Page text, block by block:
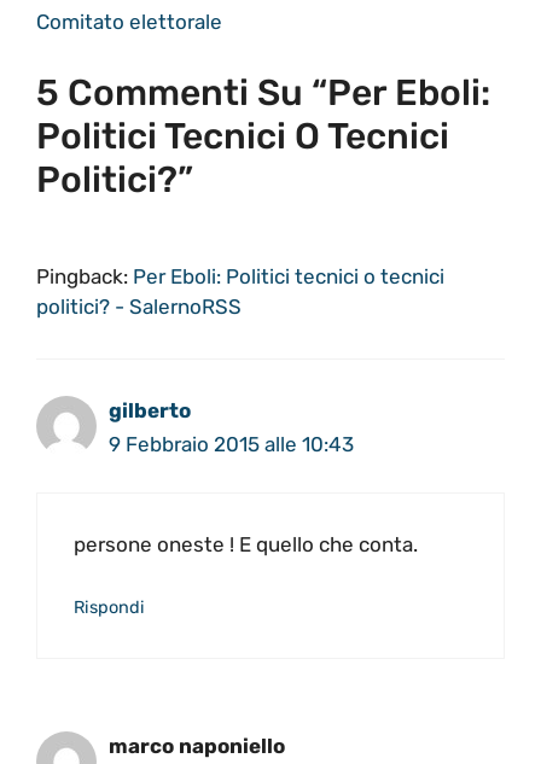
Comitato elettorale
5 Commenti Su “Per Eboli:
Politici Tecnici O Tecnici
Politici?”
Pingback: Per Eboli: Politici tecnici o tecnici
politici? - SalernoRSS
gilberto
9 Febbraio 2015 alle 10:43
persone oneste ! E quello che conta.
Rispondi
marco naponiello